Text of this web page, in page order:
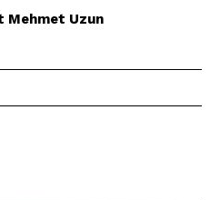
Mehmet Uzun